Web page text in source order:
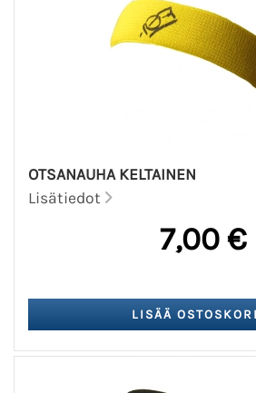
OTSANAUHA KELTAINEN
Lisätiedot
7,00 €